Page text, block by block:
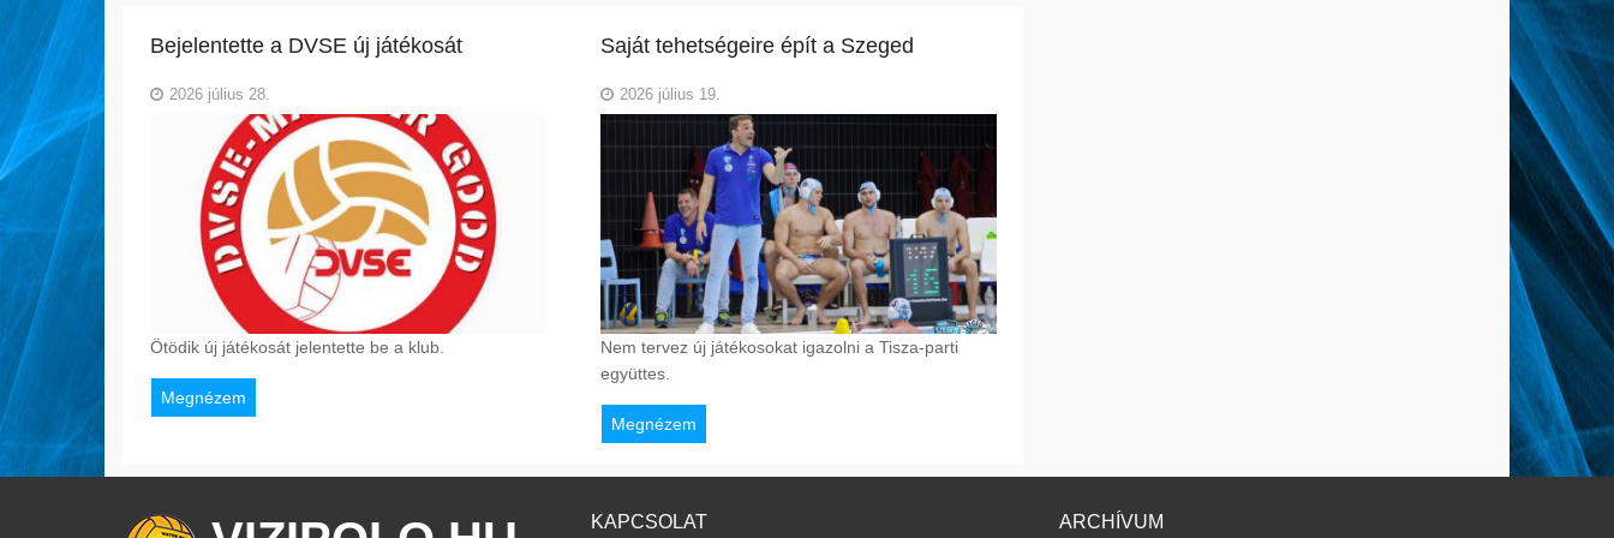
Bejelentette a DVSE új játékosát
2026 július 28.
Ötödik új játékosát jelentette be a klub.
Megnézem
Saját tehetségeire épít a Szeged
2026 július 19.
Nem tervez új játékosokat igazolni a Tisza-parti
együttes.
Megnézem
KAPCSOLAT ARCHÍVUM